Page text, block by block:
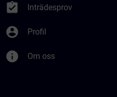
assignment_turned_in Inträdesprov
account_circle Profil
info Om oss